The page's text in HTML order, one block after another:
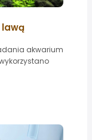
lawą
akwarium